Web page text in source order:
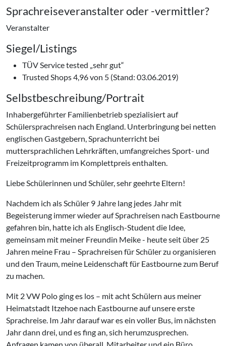
Sprachreiseveranstalter oder -vermittler?
Veranstalter
Siegel/Listings
TÜV Service tested „sehr gut“
Trusted Shops 4,96 von 5 (Stand: 03.06.2019)
Selbstbeschreibung/Portrait
Inhabergeführter Familienbetrieb spezialisiert auf
Schülersprachreisen nach England. Unterbringung bei netten
englischen Gastgebern, Sprachunterricht bei
muttersprachlichen Lehrkräften, umfangreiches Sport- und
Freizeitprogramm im Komplettpreis enthalten.
Liebe Schülerinnen und Schüler, sehr geehrte Eltern!
Nachdem ich als Schüler 9 Jahre lang jedes Jahr mit
Begeisterung immer wieder auf Sprachreisen nach Eastbourne
gefahren bin, hatte ich als Englisch-Student die Idee,
gemeinsam mit meiner Freundin Meike - heute seit über 25
Jahren meine Frau – Sprachreisen für Schüler zu organisieren
und den Traum, meine Leidenschaft für Eastbourne zum Beruf
zu machen.
Mit 2 VW Polo ging es los – mit acht Schülern aus meiner
Heimatstadt Itzehoe nach Eastbourne auf unsere erste
Sprachreise. Im Jahr darauf war es ein voller Bus, im nächsten
Jahr dann drei, und es fing an, sich herumzusprechen.